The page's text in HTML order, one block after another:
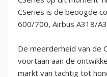
CSeries is de beoogde
600/700, Airbus A318/
De meerderheid van de
voortaan aan de
markt van tachtig tot